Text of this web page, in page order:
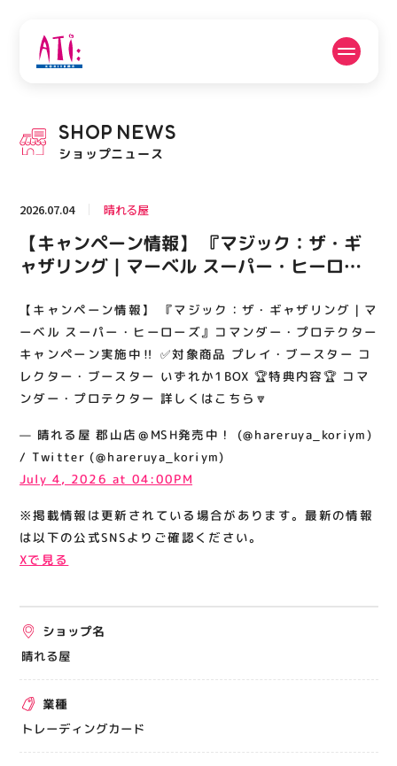
PICK UP NEWS
ピックアップニュース
フロアガイド 営業時間
ACCESS
アクセス・駐車場
RECRUIT
スタッフ募集
関連情報
お知らせ
お問い合わせ
サイトポリシー
運営会社
出店をご検討の方へ
催事出店募集
アティビジョンについて
SHOP NEWS
ショップニュース
2026.07.04 晴れる屋
【キャンペーン情報】 『マジック：ザ・ギ
ャザリング｜マーベル スーパー・ヒーロー
ン実施中‼️ ✅対象商品 プレイ・ブースター
コレクター・ブースター いずれか1BOX 🏆
特典内容🏆 コマンダー・プロテクター 詳し
くはこちら🔽
【キャンペーン情報】 『マジック：ザ・ギャザリング｜マ
ーベル スーパー・ヒーローズ』コマンダー・プロテクター
キャンペーン実施中‼️ ✅対象商品 プレイ・ブースター コ
レクター・ブースター いずれか1BOX 🏆特典内容🏆 コマ
ンダー・プロテクター 詳しくはこちら🔽
— 晴れる屋 郡山店＠MSH発売中！ (@hareruya_koriym)
/ Twitter (@hareruya_koriym)
July 4, 2026 at 04:00PM
※掲載情報は更新されている場合があります。最新の情報
は以下の公式SNSよりご確認ください。
Xで見る
ショップ名
晴れる屋
業種
トレーディングカード